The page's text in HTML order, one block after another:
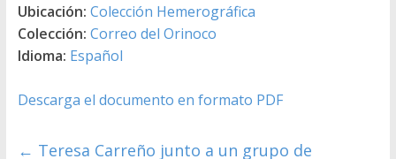
Ubicación: Colección Hemerográfica
Colección: Correo del Orinoco
Idioma: Español
Descarga el documento en formato PDF
← Teresa Carreño junto a un grupo de